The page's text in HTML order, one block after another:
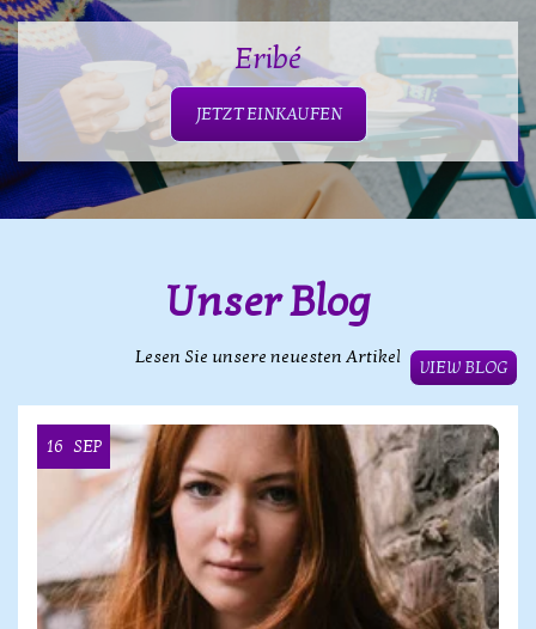
Eribé
JETZT EINKAUFEN
Unser Blog
Lesen Sie unsere neuesten Artikel
VIEW BLOG
16 SEP